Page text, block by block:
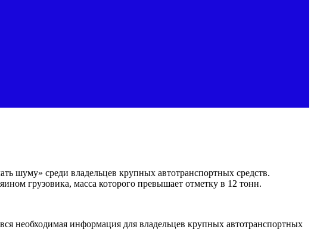
шуму» среди владельцев крупных автотранспортных средств.
грузовика, масса которого превышает отметку в 12 тонн.
необходимая информация для владельцев крупных автотранспортных